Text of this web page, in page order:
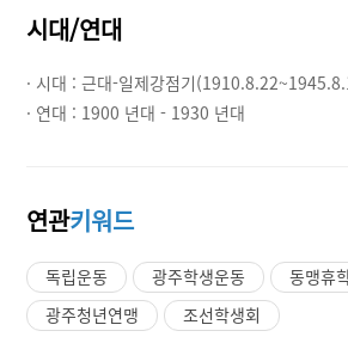
시대/연대
· 시대 :근대-일제강점기
· 연대 : 1900 년대 - 1930 년대
연관키워드
독립운동 광주학생운동
동맹휴
광주청년연맹
조선학생회